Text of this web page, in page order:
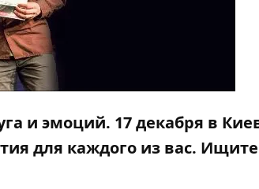
и эмоций. 17 декабря в
для каждого из вас.